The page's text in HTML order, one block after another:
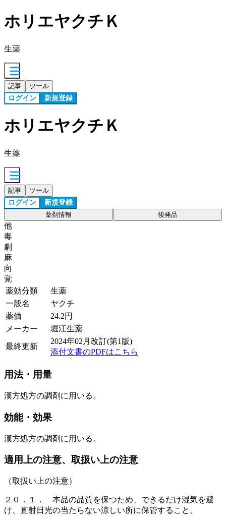
ホリエヤクチＫ
生薬
記事 ツール
ログイン 新規登録
ホリエヤクチＫ
生薬
記事 ツール
ログイン 新規登録
薬剤情報 後発品
他
毒
劇
麻
向
覚
薬効分類
生薬
一般名
ヤクチ
薬価
24.2円
メーカー
堀江生薬
最終更新
2024年02月改訂(第1版)
添付文書のPDFはこちら
用法・用量
漢方処方の調剤に用いる。
効能・効果
漢方処方の調剤に用いる。
適用上の注意、取扱い上の注意
（取扱い上の注意）
２０．１． 本品の品質を保つため、できるだけ湿気を避
け、直射日光の当たらない涼しい所に保管すること。